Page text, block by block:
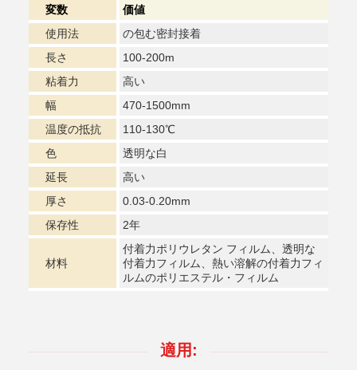
変数
価値
使用法
の包む密封接着
長さ
100-200m
粘着力
高い
幅
470-1500mm
温度の抵抗
110-130℃
色
透明な白
延長
高い
厚さ
0.03-0.20mm
保存性
2年
材料
付着力ポリウレタン フィルム、透明な
付着力フィルム、熱い溶解の付着力フィ
ルムのポリエステル・フィルム
適用: